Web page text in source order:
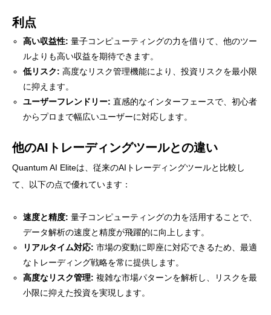
利点
高い収益性: 量子コンピューティングの力を借りて、他のツー
ルよりも高い収益を期待できます。
低リスク: 高度なリスク管理機能により、投資リスクを最小限
に抑えます。
ユーザーフレンドリー: 直感的なインターフェースで、初心者
からプロまで幅広いユーザーに対応します。
他のAIトレーディングツールとの違い
Quantum AI Eliteは、従来のAIトレーディングツールと比較し
て、以下の点で優れています：
速度と精度: 量子コンピューティングの力を活用することで、
データ解析の速度と精度が飛躍的に向上します。
リアルタイム対応: 市場の変動に即座に対応できるため、最適
なトレーディング戦略を常に提供します。
高度なリスク管理: 複雑な市場パターンを解析し、リスクを最
小限に抑えた投資を実現します。